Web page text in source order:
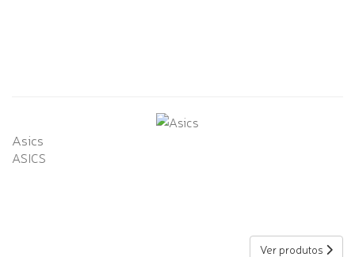
Asics
ASICS
Ver produtos